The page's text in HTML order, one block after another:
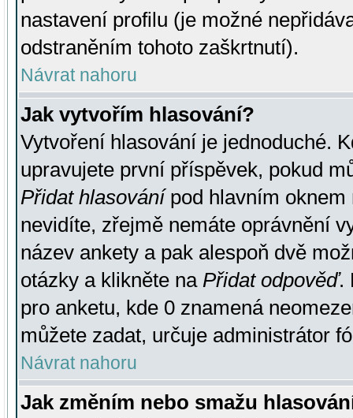
nastavení profilu (je možné
odstraněním tohoto zaškrtnutí).
Návrat nahoru
Jak vytvořím hlasování?
Vytvoření hlasování je jednoduché.
upravujete první příspěvek, pokud
Přidat hlasovánípod hlavním oknem
nevidíte, zřejmě nemáte oprávnění
název ankety a pak alespoň dvě
otázky a klikněte na Přidat odpověď.
pro anketu, kde 0 znamená
můžete zadat, určuje administrátor
Návrat nahoru
Jak změním nebo smažu